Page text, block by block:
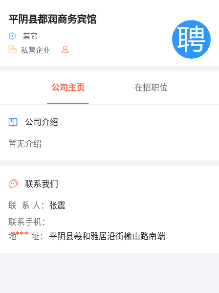
平阴县都润商务宾馆
其它
私营企业
公司主页 在招职位
公司介绍
暂无介绍
联系我们
联 系 人： 张震
联系手机：
****
地 址： 平阴县羲和雅居沿街榆山路南端